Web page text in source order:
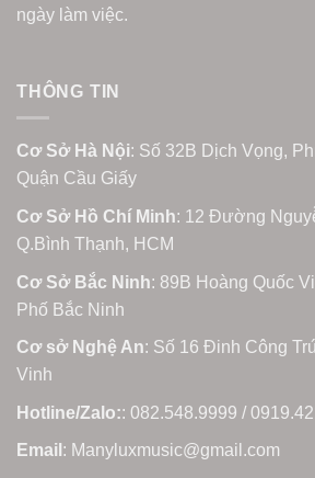
ngày làm việc.
THÔNG TIN
Cơ Sở Hà Nội: Số 32B Dịch Vọng,
Quận Cầu Giấy
Cơ Sở Hồ Chí Minh: 12 Đường
Q.Bình Thạnh, HCM
Cơ Sở Bắc Ninh: 89B Hoàng Quốc
Phố Bắc Ninh
Cơ sở Nghệ An: Số 16 Đinh Công
Vinh
Hotline/Zalo:: 082.548.9999 /
Email : Manyluxmusic@gmail.com